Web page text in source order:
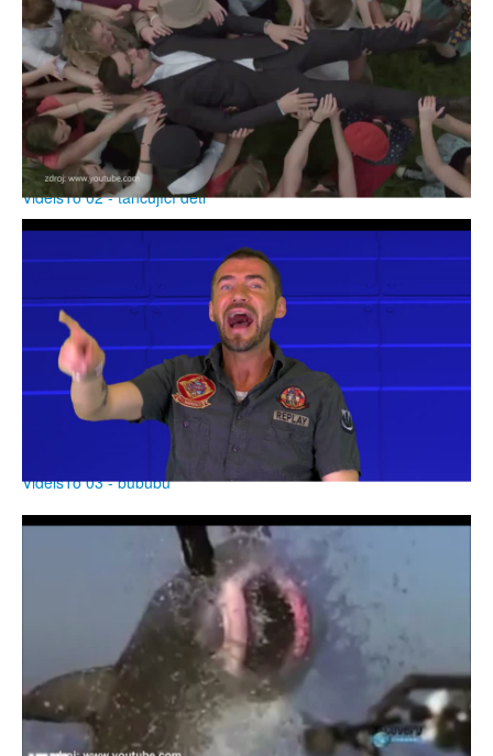
VidělsTo 02 - tancující děti
VidělsTo 03 - bububu